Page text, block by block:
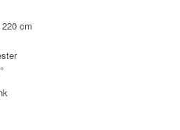
cm